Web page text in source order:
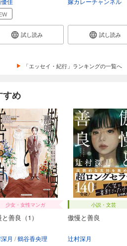
試し読み 試し読み
「エッセイ・紀行」ランキングの一覧へ
すめ
少女・女性マンガ
善良（1）
月 鶴谷香央理
小説・文芸
傲慢と善良
辻村深月